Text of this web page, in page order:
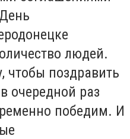
людей.
чтобы поздравить
очередной раз
победим. И